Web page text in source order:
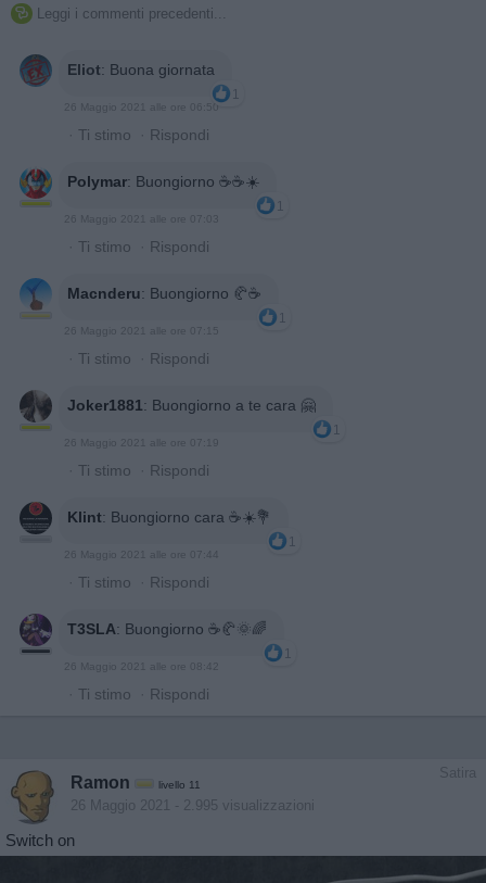
 Leggi i commenti precedenti...
Eliot: Buona giornata
1
26 Maggio 2021 alle ore 06:50
· Ti stimo · Rispondi
Polymar: Buongiorno ☕️☕️☀️
1
26 Maggio 2021 alle ore 07:03
· Ti stimo · Rispondi
Macnderu: Buongiorno 🥐☕
1
26 Maggio 2021 alle ore 07:15
· Ti stimo · Rispondi
Joker1881: Buongiorno a te cara 🤗
1
26 Maggio 2021 alle ore 07:19
· Ti stimo · Rispondi
Klint: Buongiorno cara ☕️☀️💐
1
26 Maggio 2021 alle ore 07:44
· Ti stimo · Rispondi
T3SLA: Buongiorno ☕🥐🌞🌈
1
26 Maggio 2021 alle ore 08:42
· Ti stimo · Rispondi
Satira
Ramon livello 11
26 Maggio 2021 - 2.995 visualizzazioni
Switch on